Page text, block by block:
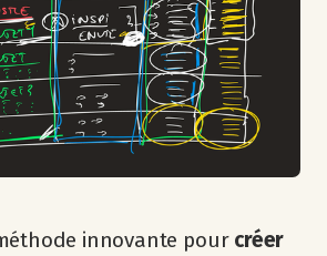
innovante pour créer